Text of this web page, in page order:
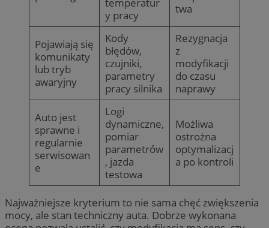
temperatur
y pracy
twa
Pojawiają się
komunikaty
lub tryb
awaryjny
Kody
błędów,
czujniki,
parametry
pracy silnika
Rezygnacja
z
modyfikacji
do czasu
naprawy
Auto jest
sprawne i
regularnie
serwisowan
e
Logi
dynamiczne,
pomiar
parametrów
, jazda
testowa
Możliwa
ostrożna
optymalizacj
a po kontroli
Najważniejsze kryterium to nie sama chęć zwiększenia
mocy, ale stan techniczny auta. Dobrze wykonana